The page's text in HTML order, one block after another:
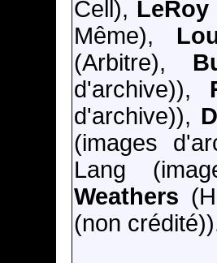
Cell), LeRoy
Même),
(Arbitre),
d'archive)),
d'archive)),
(images
Lang
Weathers
(non